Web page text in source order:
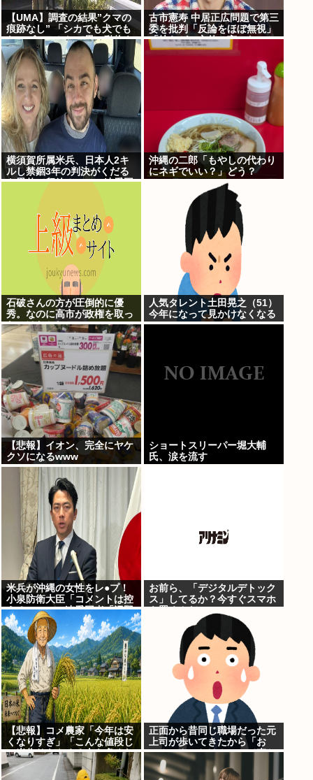
【UMA】調査の結果”クマの
痕跡なし” 「シカでも犬でも
ないゴロンとして黒い動物を
見た」 札幌市清田区
古市憲寿 中居正広問題で第三
委を批判「反論をほぼ無視」
「彼らが一方的に言ったこと
が世の中に定着してしまう」
横須賀所属米兵、日本人2キ
ルし禁錮3年の判決がくだる
も恩赦で釈放！ニュー速愛国
沖縄の二郎「もやしの代わり
にネギでいい？」どう？
石破さんの方が圧倒的に優
秀。なのに高市が政権を取っ
たのはおかしい
人気タレント土田晃之（51）
今年になって見かけなくなる
【悲報】イオン、完全にヤケ
クソになるwww
ショートスリーパー堀大輔
氏、涙を流す
米兵が沖縄の女性をレ●プ！
小泉防衛大臣「コメントは控
える」ニュー速愛国者「辺野
古！」
お前ら、「デジタルデトック
ス」してるか？今すぐスマホ
【悲報】コメ農家「今年は安
くなりすぎ」「こんな値段じ
ゃ米作りをやめる人も多くな
るんじゃないかな?」
正面から昔同じ職場だった元
上司が歩いてきたから「お
～！こんにちは！」って声か
けたんや